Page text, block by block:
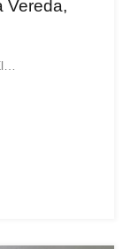
Vereda,